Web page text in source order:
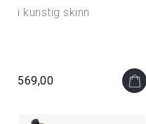
i kunstig skinn
569,00